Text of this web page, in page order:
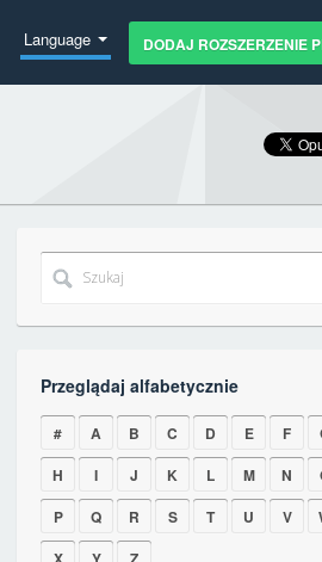
Language DODAJ ROZSZERZENIE
Przeglądaj alfabetycznie
# A B C D E F
H
I J K L M N
P
Q R S T U V